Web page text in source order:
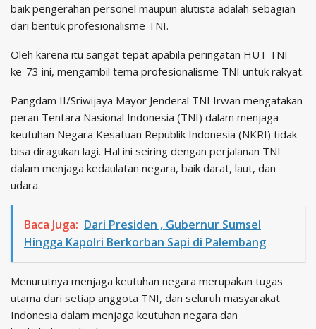
baik pengerahan personel maupun alutista adalah sebagian
dari bentuk profesionalisme TNI.
Oleh karena itu sangat tepat apabila peringatan HUT TNI
ke-73 ini, mengambil tema profesionalisme TNI untuk rakyat.
Pangdam II/Sriwijaya Mayor Jenderal TNI Irwan mengatakan
peran Tentara Nasional Indonesia (TNI) dalam menjaga
keutuhan Negara Kesatuan Republik Indonesia (NKRI) tidak
bisa diragukan lagi. Hal ini seiring dengan perjalanan TNI
dalam menjaga kedaulatan negara, baik darat, laut, dan
udara.
Baca Juga: Dari Presiden , Gubernur Sumsel
Hingga Kapolri Berkorban Sapi di Palembang
Menurutnya menjaga keutuhan negara merupakan tugas
utama dari setiap anggota TNI, dan seluruh masyarakat
Indonesia dalam menjaga keutuhan negara dan